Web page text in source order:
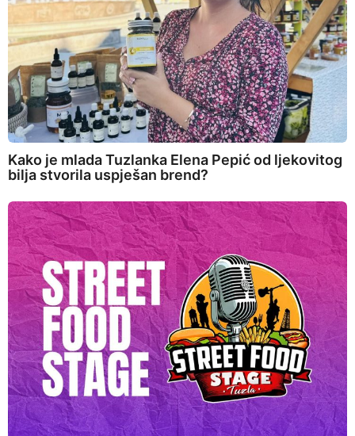
Kako je mlada Tuzlanka Elena Pepić od ljekovitog
bilja stvorila uspješan brend?